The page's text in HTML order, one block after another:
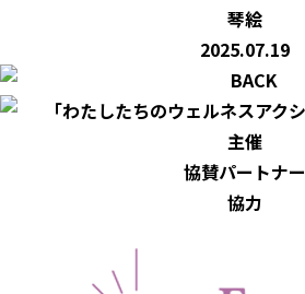
琴絵
2025.07.19
主催
協賛パートナー
協力